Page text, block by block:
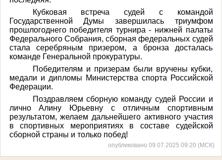
Кубковая встреча судей с командой
Государственной Думы завершилась триумфом
прошлогоднего победителя турнира - нижней палаты
Федерального Собрания, сборная федеральных судей
стала серебряным призером, а бронза досталась
команде Генеральной прокуратуры.
Победителям и призерам были вручены кубки,
медали и дипломы Министерства спорта Российской
Федерации.
Поздравляем сборную команду судей России и
лично Алину Юрьевну с отличным спортивным
результатом, желаем дальнейшего активного участия
в спортивных мероприятиях в составе судейской
сборной страны и только побед!
опубликовано 09.07.2025 09:20 (МСК)